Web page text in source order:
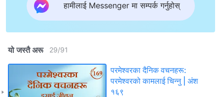
हामीलाई Messenger मा सम्पर्क गर्नुहोस्
यो जस्तै अरू 29/91
परमेश्‍वरका दैनिक वचनहरू:
परमेश्‍वरको कामलाई चिन्‍नु | अंश
१६९